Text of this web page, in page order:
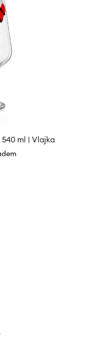
540 ml | Vlajka